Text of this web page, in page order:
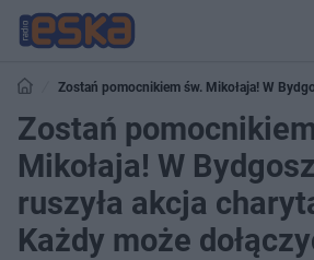
Zostań pomocnikiem św. Mikołaja! W
charytatywna. Każdy może dołączyć
Zostań
Mikołaja! W
ruszyła akcja
Każdy może